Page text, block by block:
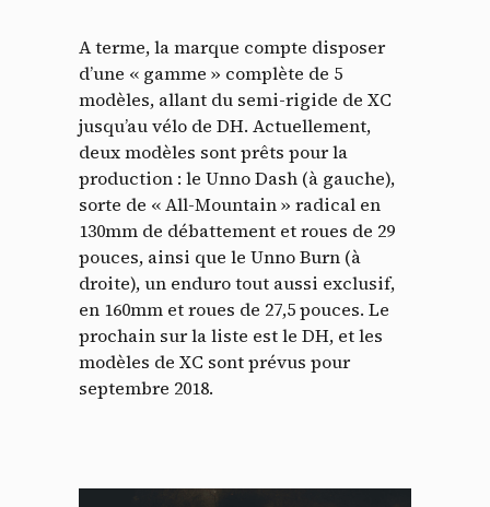
A terme, la marque compte disposer
d’une « gamme » complète de 5
modèles, allant du semi-rigide de XC
jusqu’au vélo de DH. Actuellement,
deux modèles sont prêts pour la
production : le Unno Dash (à gauche),
sorte de « All-Mountain » radical en
130mm de débattement et roues de 29
pouces, ainsi que le Unno Burn (à
droite), un enduro tout aussi exclusif,
en 160mm et roues de 27,5 pouces. Le
prochain sur la liste est le DH, et les
modèles de XC sont prévus pour
septembre 2018.